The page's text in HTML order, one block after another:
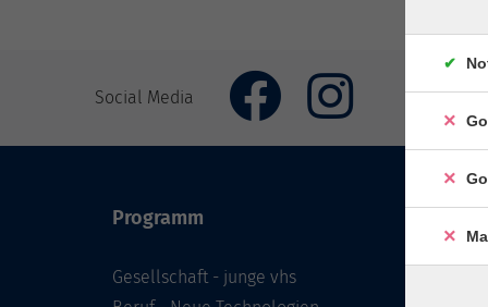
Social Media
Programm
Gesellschaft - junge vhs